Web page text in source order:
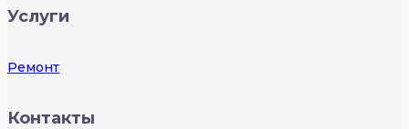
Услуги
Ремонт
Контакты